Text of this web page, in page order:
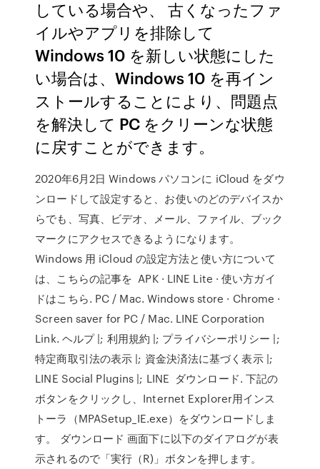
している場合や、 古くなったファ
イルやアプリを排除して
Windows 10 を新しい状態にした
い場合は、Windows 10 を再イン
ストールすることにより、問題点
を解決して PC をクリーンな状態
に戻すことができます。
2020年6月2日 Windows パソコンに iCloud をダウ
ンロードして設定すると、お使いのどのデバイスか
らでも、写真、ビデオ、メール、ファイル、ブック
マークにアクセスできるようになります。
Windows 用 iCloud の設定方法と使い方について
は、こちらの記事を APK · LINE Lite · 使い方ガイ
ドはこちら. PC / Mac. Windows store · Chrome ·
Screen saver for PC / Mac. LINE Corporation
Link. ヘルプ |; 利用規約 |; プライバシーポリシー |;
特定商取引法の表示 |; 資金決済法に基づく表示 |;
LINE Social Plugins |; LINE ダウンロード. 下記の
ボタンをクリックし、Internet Explorer用インス
トーラ（MPASetup_IE.exe）をダウンロードしま
す。 ダウンロード 画面下に以下のダイアログが表
示されるので「実行（R)」ボタンを押します。